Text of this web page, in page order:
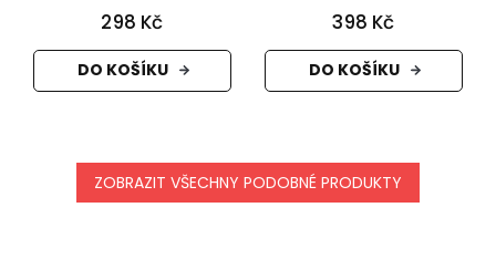
298 Kč
DO KOŠÍKU
398 Kč
DO KOŠÍKU
ZOBRAZIT VŠECHNY PODOBNÉ PRODUKTY